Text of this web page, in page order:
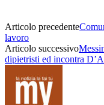
Articolo precedente
lavoro
Articolo successivo
dipietristi ed incontra